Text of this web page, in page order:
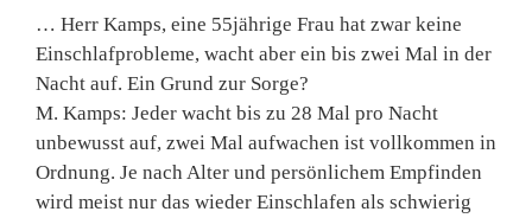
… Herr Kamps, eine 55jährige Frau hat zwar keine
Einschlafprobleme, wacht aber ein bis zwei Mal in der
Nacht auf. Ein Grund zur Sorge?
M. Kamps: Jeder wacht bis zu 28 Mal pro Nacht
unbewusst auf, zwei Mal aufwachen ist vollkommen in
Ordnung. Je nach Alter und persönlichem Empfinden
wird meist nur das wieder Einschlafen als schwierig